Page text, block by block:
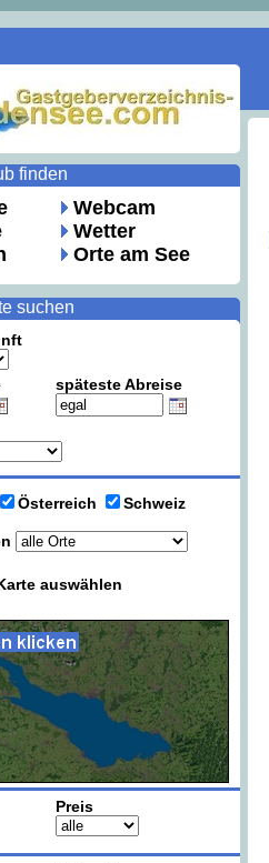
Webcam
Wetter
Orte am See
finden
späteste Abreise
Österreich Schweiz
auswählen
Preis
suchen